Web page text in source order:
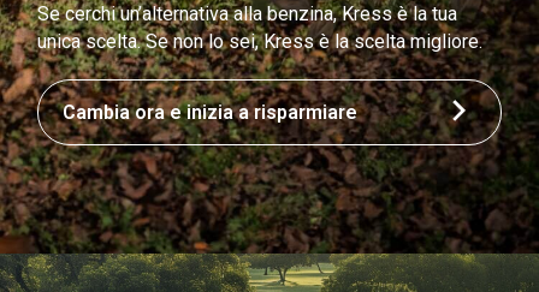
Se cerchi un’alternativa alla benzina, Kress è la tua
unica scelta. Se non lo sei, Kress è la scelta migliore.
Cambia ora e inizia a risparmiare